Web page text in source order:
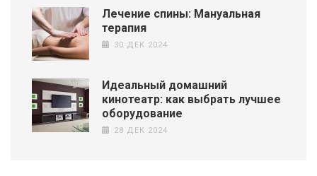
Лечение спины: Мануальная
терапия
30 ДЕК 2024
Идеальный домашний
кинотеатр: как выбрать лучшее
оборудование
28 ДЕК 2024